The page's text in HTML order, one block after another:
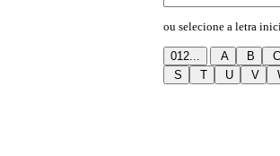
ou selecione a letra